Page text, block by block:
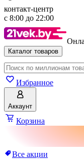
контакт-центр
с 8:00 до 22:00
Каталог товаров
Избранное
Аккаунт
Корзина
Все акции